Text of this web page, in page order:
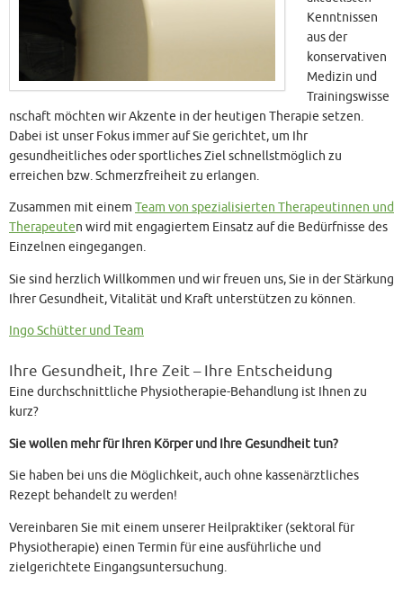
Kenntnissen
aus der
konservativen
Medizin und
Trainingswisse
nschaft möchten wir Akzente in der heutigen Therapie setzen.
Dabei ist unser Fokus immer auf Sie gerichtet, um Ihr
gesundheitliches oder sportliches Ziel schnellstmöglich zu
erreichen bzw. Schmerzfreiheit zu erlangen.
Zusammen mit einem Team von spezialisierten Therapeutinnen und
Therapeuten wird mit engagiertem Einsatz auf die Bedürfnisse des
Einzelnen eingegangen.
Sie sind herzlich Willkommen und wir freuen uns, Sie in der Stärkung
Ihrer Gesundheit, Vitalität und Kraft unterstützen zu können.
Ingo Schütter und Team
Ihre Gesundheit, Ihre Zeit – Ihre Entscheidung
Eine durchschnittliche Physiotherapie-Behandlung ist Ihnen zu
kurz?
Sie wollen mehr für Ihren Körper und Ihre Gesundheit tun?
Sie haben bei uns die Möglichkeit, auch ohne kassenärztliches
Rezept behandelt zu werden!
Vereinbaren Sie mit einem unserer Heilpraktiker (sektoral für
Physiotherapie) einen Termin für eine ausführliche und
zielgerichtete Eingangsuntersuchung.